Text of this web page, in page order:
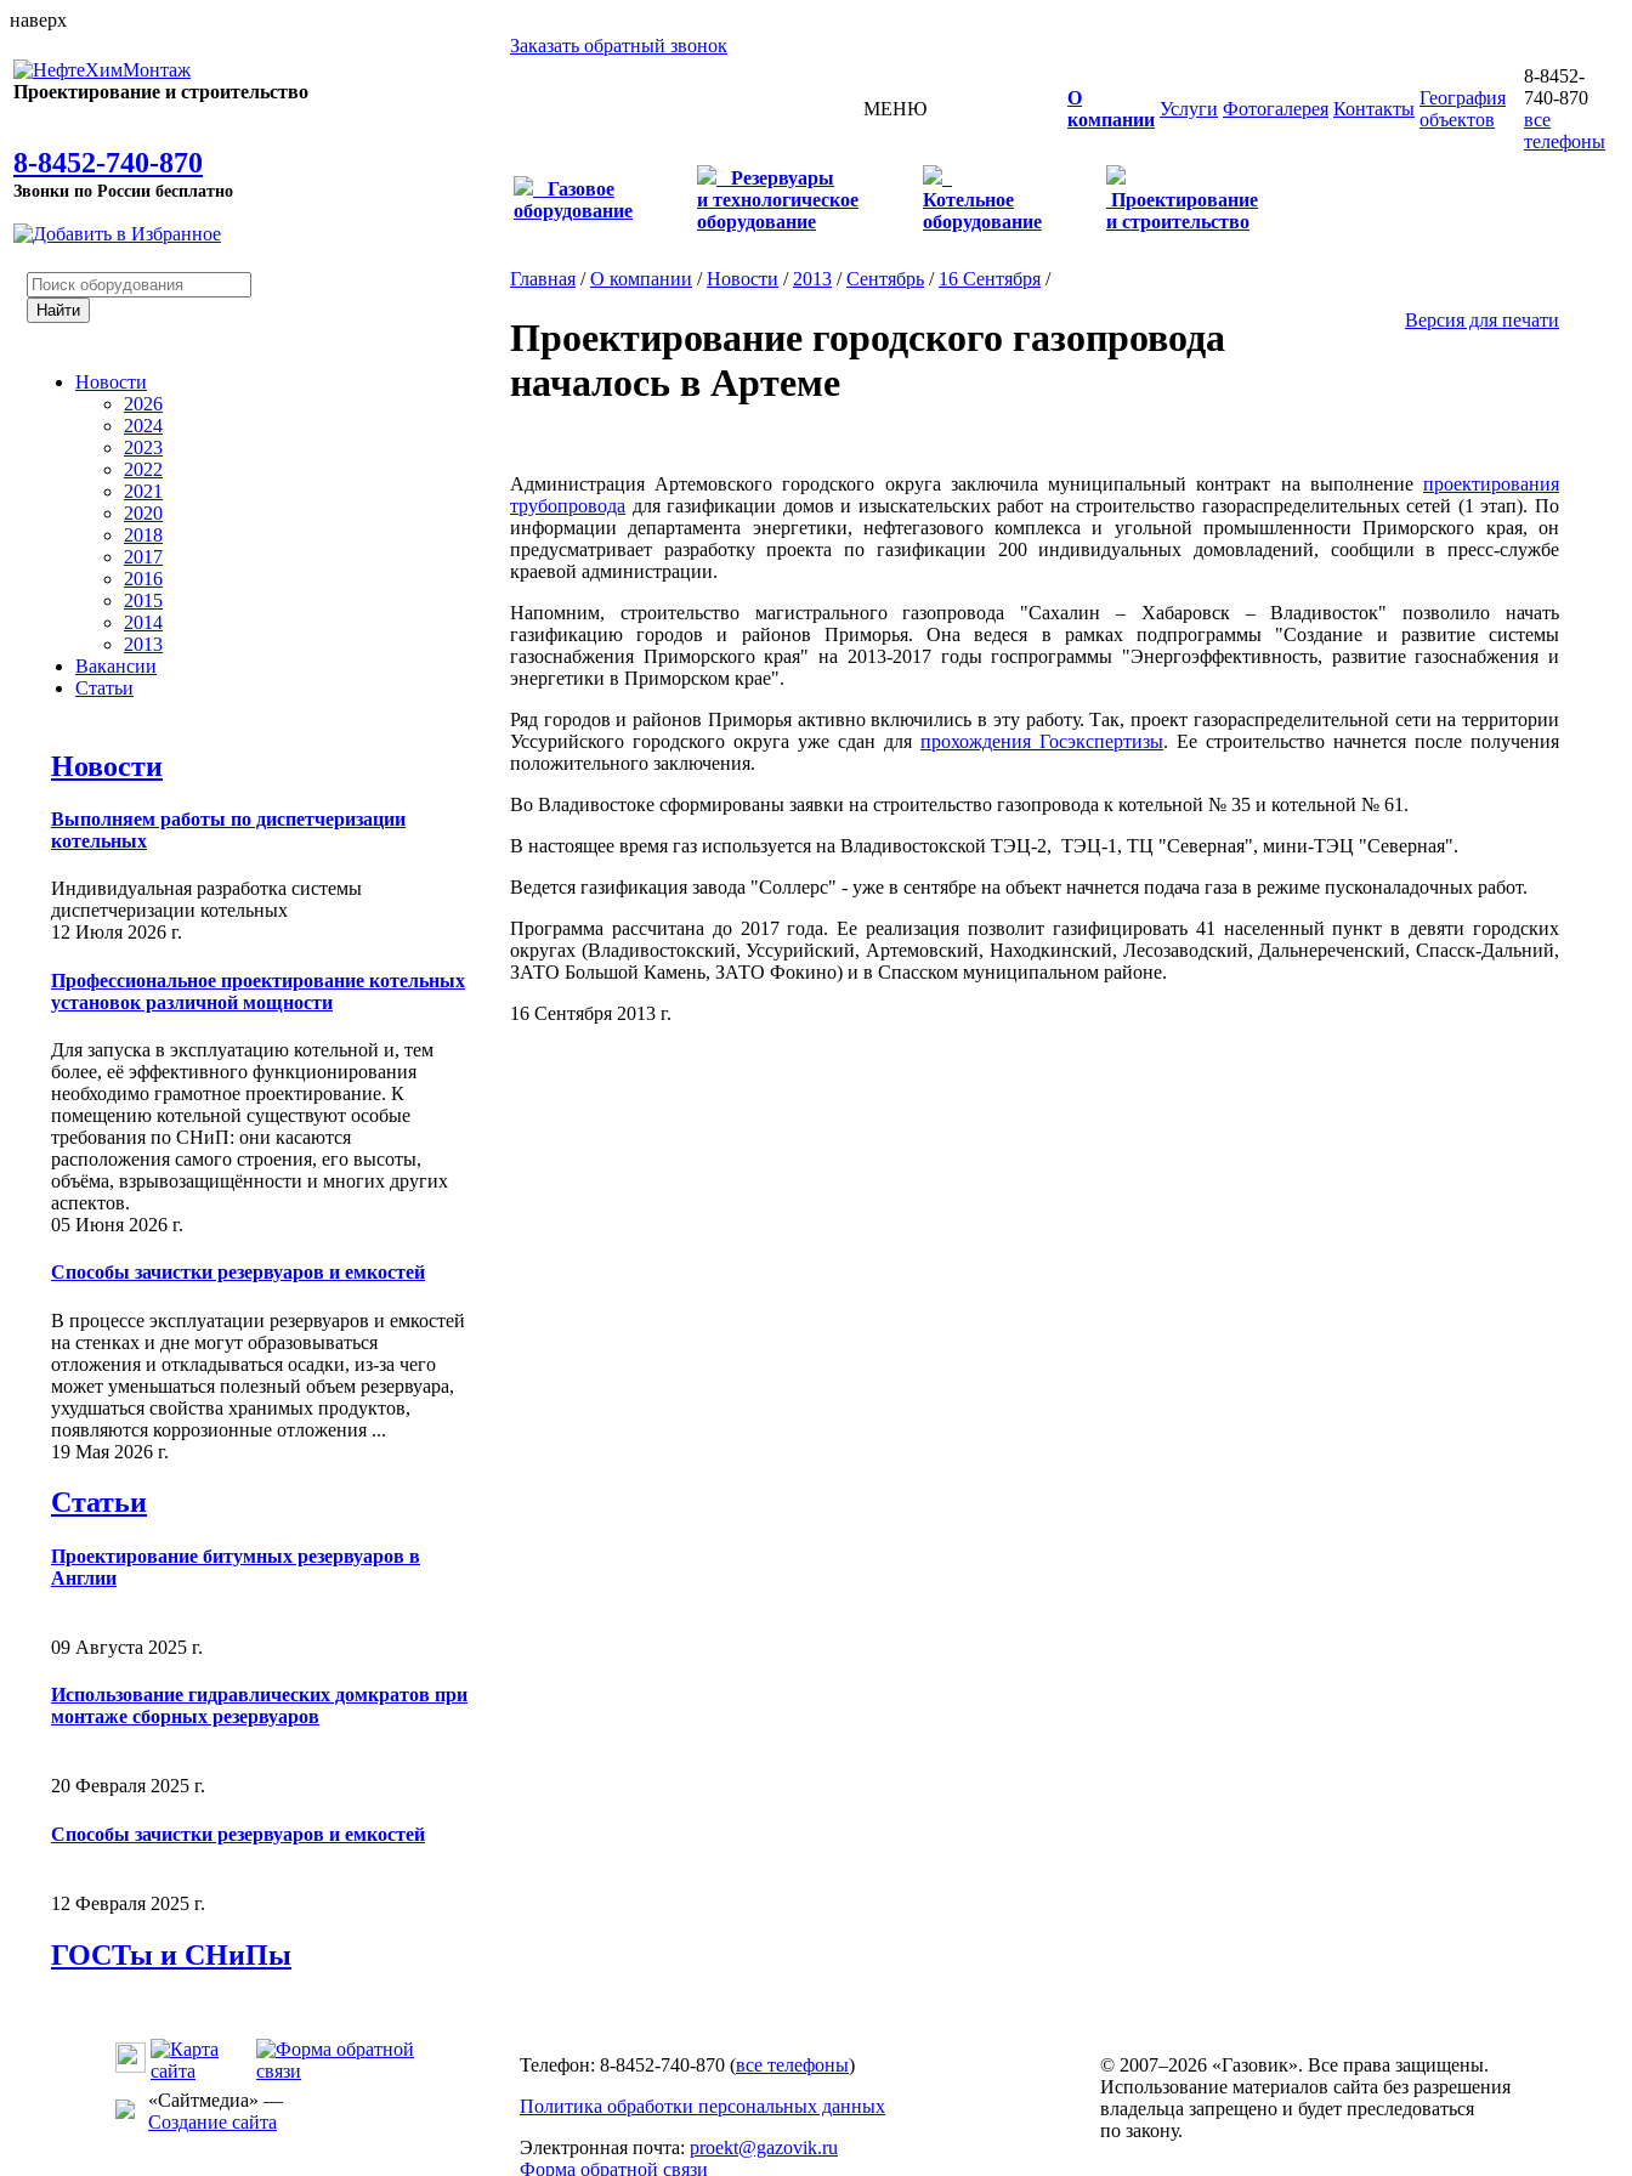
наверх
Проектирование и строительство
8-8452-740-870
Звонки по России бесплатно
Заказать обратный звонок
МЕНЮ
О
компании
Услуги Фотогалерея Контакты
География
объектов
8-8452-
740-870
все
телефоны
Газовое
оборудование
Резервуары
и технологическое
оборудование
Котельное
оборудование
Проектирование
и строительство
Новости
2026
2024
2023
2022
2021
2020
2018
2017
2016
2015
2014
2013
Вакансии
Статьи
Новости
Выполняем работы по диспетчеризации
котельных
Индивидуальная разработка системы
диспетчеризации котельных
12 Июля 2026 г.
Профессиональное проектирование котельных
установок различной мощности
Для запуска в эксплуатацию котельной и, тем
более, её эффективного функционирования
необходимо грамотное проектирование. К
помещению котельной существуют особые
требования по СНиП: они касаются
расположения самого строения, его высоты,
объёма, взрывозащищённости и многих других
аспектов.
05 Июня 2026 г.
Способы зачистки резервуаров и емкостей
В процессе эксплуатации резервуаров и емкостей
на стенках и дне могут образовываться
отложения и откладываться осадки, из-за чего
может уменьшаться полезный объем резервуара,
ухудшаться свойства хранимых продуктов,
появляются коррозионные отложения ...
19 Мая 2026 г.
Статьи
Проектирование битумных резервуаров в
Англии
09 Августа 2025 г.
Использование гидравлических домкратов при
монтаже сборных резервуаров
20 Февраля 2025 г.
Способы зачистки резервуаров и емкостей
12 Февраля 2025 г.
ГОСТы и СНиПы
Главная /О компании /Новости / 2013 /Сентябрь / 16 Сентября /
Версия для печати
Проектирование городского газопровода
началось в Артеме
Администрация Артемовского городского округа заключила муниципальный контракт на выполнение проектирования
трубопровода для газификации домов и изыскательских работ на строительство газораспределительных сетей (1 этап). По
информации департамента энергетики, нефтегазового комплекса и угольной промышленности Приморского края, он
предусматривает разработку проекта по газификации 200 индивидуальных домовладений, сообщили в пресс-службе
краевой администрации.
Напомним, строительство магистрального газопровода "Сахалин – Хабаровск – Владивосток" позволило начать
газификацию городов и районов Приморья. Она ведеся в рамках подпрограммы "Создание и развитие системы
газоснабжения Приморского края" на 2013-2017 годы госпрограммы "Энергоэффективность, развитие газоснабжения и
энергетики в Приморском крае".
Ряд городов и районов Приморья активно включились в эту работу. Так, проект газораспределительной сети на территории
Уссурийского городского округа уже сдан для прохождения Госэкспертизы. Ее строительство начнется после получения
положительного заключения.
Во Владивостоке сформированы заявки на строительство газопровода к котельной № 35 и котельной № 61.
В настоящее время газ используется на Владивостокской ТЭЦ-2, ТЭЦ-1, ТЦ "Северная", мини-ТЭЦ "Северная".
Ведется газификация завода "Соллерс" - уже в сентябре на объект начнется подача газа в режиме пусконаладочных работ.
Программа рассчитана до 2017 года. Ее реализация позволит газифицировать 41 населенный пункт в девяти городских
округах (Владивостокский, Уссурийский, Артемовский, Находкинский, Лесозаводский, Дальнереченский, Спасск-Дальний,
ЗАТО Большой Камень, ЗАТО Фокино) и в Спасском муниципальном районе.
16 Сентября 2013 г.
«Сайтмедиа» —
Создание сайта
Телефон: 8-8452-740-870 (все телефоны)
Политика обработки персональных данных
Электронная почта: proekt@gazovik.ru
Форма обратной связи
© 2007–2026 «Газовик». Все права защищены.
Использование материалов сайта без разрешения
владельца запрещено и будет преследоваться
по закону.